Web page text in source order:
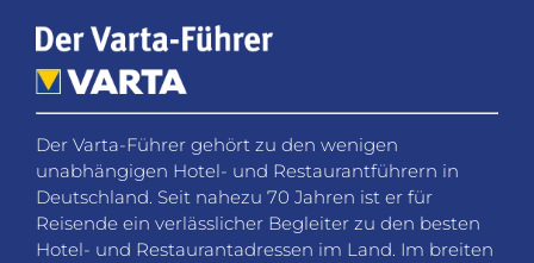
Der Varta-Führer gehört zu den wenigen
unabhängigen Hotel- und Restaurantführern in
Deutschland. Seit nahezu 70 Jahren ist er für
Reisende ein verlässlicher Begleiter zu den besten
Hotel- und Restaurantadressen im Land. Im breiten